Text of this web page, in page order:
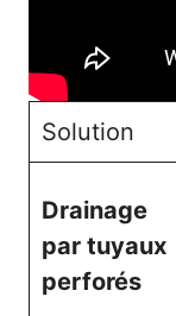
Solution
Drainage
par tuyaux
perforés